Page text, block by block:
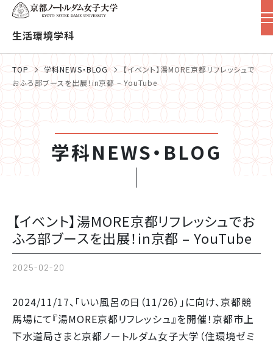
生活環境学科
TOP 学科NEWS・BLOG
【イベント】湯MORE京都リフレッシュで
おふろ部ブースを出展！in京都 – YouTube
学科NEWS・BLOG
【イベント】湯MORE京都リフレッシュでお
ふろ部ブースを出展！in京都 – YouTube
2025-02-20
2024/11/17、「いい風呂の日（11/26）」に向け、京都競
馬場にて『湯MORE京都リフレッシュ』を開催！京都市上
下水道局さまと京都ノートルダム女子大学（住環境ゼミ